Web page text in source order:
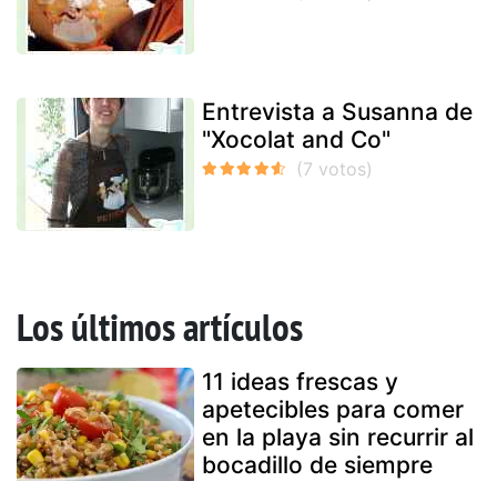
Entrevista a Susanna de
"Xocolat and Co"
Los últimos artículos
11 ideas frescas y
apetecibles para comer
en la playa sin recurrir al
bocadillo de siempre